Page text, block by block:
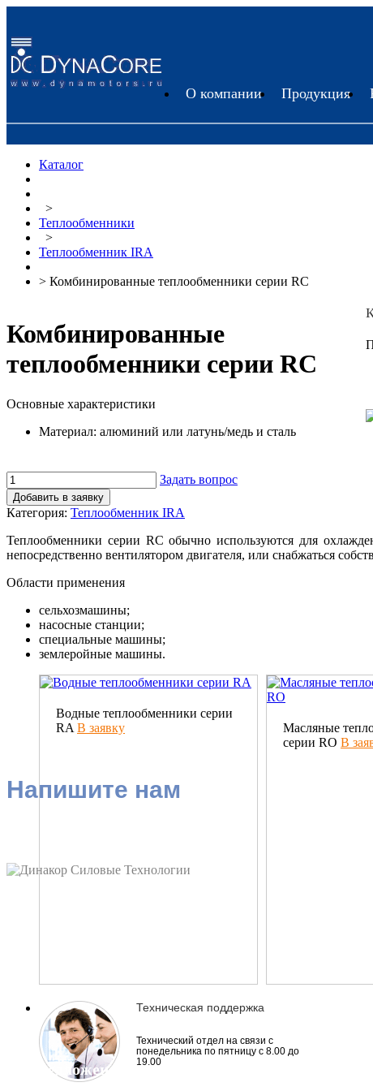
О компании Продукция
Каталог
>
Теплообменники
>
Теплообменник IRA
> Комбинированные теплообменники серии RC
Комбинированные
теплообменники серии RC
Основные характеристики
Материал: алюминий или латунь/медь и сталь
Задать вопрос
Добавить в заявку
Категория: Теплообменник IRA
Теплообменники серии RC обычно используются для
непосредственно вентилятором двигателя, или снабжаться
Области применения
сельхозмашины;
насосные станции;
специальные машины;
землеройные машины.
Водные теплообменники серии
RA В заявку
Масляные
серии RO В
Техническая поддержка
Технический отдел на связи с
понедельника по пятницу с 8.00 до
19.00
Напишите нам
Все предложения